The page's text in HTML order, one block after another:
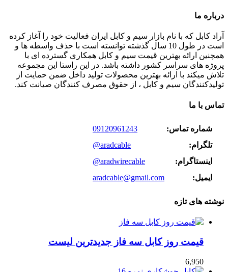
درباره ما
آراد کابل که با نام بازار سیم و کابل ایران فعالیت خود را آغاز کرده
است در طول 10 سال گذشته توانسته است با حذف واسطه ها و
همچنین ارائه بهترین قیمت سیم و کابل همکاری گسترده ای با
پروژه های سراسر کشور داشته باشد. در این راستا این مجموعه
تلاش میکند با ارائه بهترین محصولات تولید داخل ضمن حمایت از
تولیدکنندگان سیم و کابل ، از حقوق مصرف کنندگان صیانت کند.
تماس با ما
شماره تماس:
09120961243
تلگرام:
@aradcable
اینستاگرام:
@aradwirecable
ایمیل:
aradcable@gmail.com
نوشته های تازه
قیمت روز کابل سه فاز جدیدترین لیست
6,950